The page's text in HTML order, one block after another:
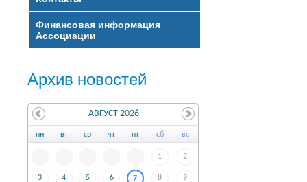
Финансовая информация
Ассоциации
Архив новостей
пн вт ср чт пт сб вс
1 2
3 4 5 6 7 8 9
АВГУСТ 2026